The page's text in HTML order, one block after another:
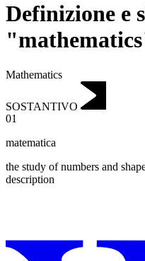
Definizione e
Mathematics
SOSTANTIVO
01
matematica
the study of numbers and
description